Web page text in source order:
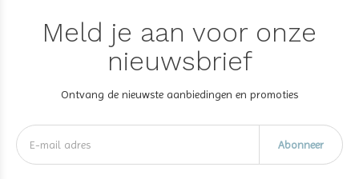
Meld je aan voor onze
nieuwsbrief
Ontvang de nieuwste aanbiedingen en promoties
Abonneer